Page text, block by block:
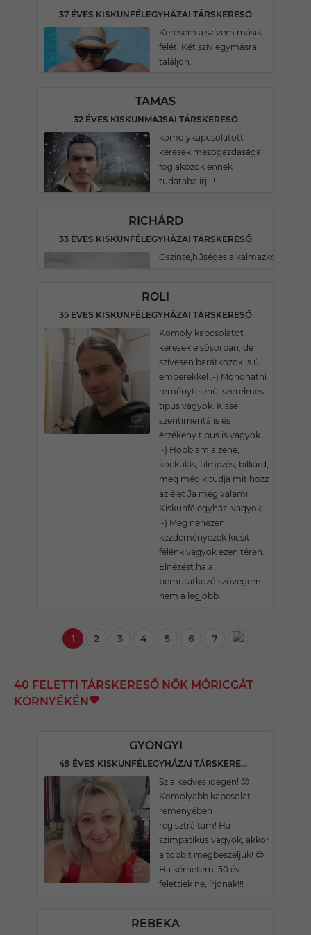
37 ÉVES KISKUNFÉLEGYHÁZAI TÁRSKERESŐ
Keresem a szívem másik
felét. Két szív egymásra
találjon.
TAMAS
32 ÉVES KISKUNMAJSAI TÁRSKERESŐ
komolykapcsolatott
keresek mezogazdaságal
foglakozok ennek
tudataba irj !!!
RICHÁRD
33 ÉVES KISKUNFÉLEGYHÁZAI TÁRSKERESŐ
Öszinte,hűséges,alkalmazkodó.
ROLI
35 ÉVES KISKUNFÉLEGYHÁZAI TÁRSKERESŐ
Komoly kapcsolatot
keresek elsősorban, de
szívesen barátkozok is új
emberekkel :-) Mondhatni
reménytelenül szerelmes
típus vagyok. Kissé
szentimentális és
érzékeny tipus is vagyok.
:-) Hobbiam a zene,
kockulás, filmezés, billiárd,
meg még kitudja mit hozz
az élet Ja még valami
Kiskunfélegyházi vagyok
:-) Meg nehezen
kezdeményezek kicsit
félénk vagyok ezen téren.
Elnézést ha a
bemutatkozó szövegem
nem a legjobb.
1 2 3 4 5 6 7
40 FELETTI TÁRSKERESŐ NŐK MÓRICGÁT
KÖRNYÉKÉN
GYÖNGYI
49 ÉVES KISKUNFÉLEGYHÁZAI TÁRSKERESŐ
Szia kedves idegen! 😊
Komolyabb kapcsolat
reményében
regisztráltam! Ha
szimpatikus vagyok, akkor
a többit megbeszéljük! 😊
Ha kérhetem, 50 év
felettiek ne, írjonak!!!
REBEKA